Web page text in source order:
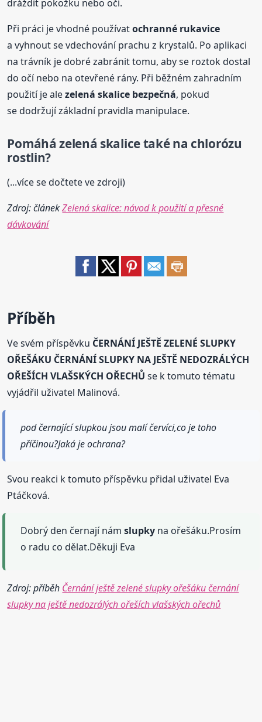
dráždit pokožku nebo oči.
Při práci je vhodné používatochranné rukavice
a vyhnout se vdechování prachu z krystalů. Po aplikaci
na trávník je dobré zabránit tomu, aby se roztok dostal
do očí nebo na otevřené rány. Při běžném zahradním
použití je alezelená skalice bezpečná, pokud
se dodržují základní pravidla manipulace.
Pomáhá zelená skalice také na chlorózu
rostlin?
(...více se dočtete ve zdroji)
Zdroj: článekZelená skalice: návod k použití a přesné
dávkování
Příběh
Ve svém příspěvku ČERNÁNÍ JEŠTĚ ZELENÉ SLUPKY
OŘEŠÁKU ČERNÁNÍ SLUPKY NA JEŠTĚ NEDOZRÁLÝCH
OŘEŠÍCH VLAŠSKÝCH OŘECHŮ se k tomuto tématu
vyjádřil uživatel Malinová.
pod černající slupkou jsou malí červíci,co je toho
příčinou?Jaká je ochrana?
Svou reakci k tomuto příspěvku přidal uživatel Eva
Ptáčková.
Dobrý den černají námslupky na ořešáku.Prosím
o radu co dělat.Děkuji Eva
Zdroj: příběh Černání ještě zelené slupky ořešáku černání
slupky na ještě nedozrálých ořeších vlašských ořechů